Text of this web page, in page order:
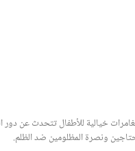
خيالية للأطفال تتحدث عن دور
ونصرة المظلومين ضد الظلم.